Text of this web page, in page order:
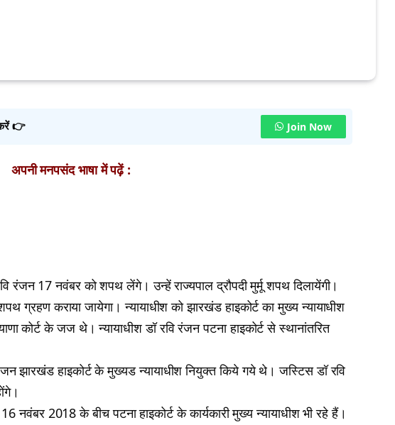
👉 Join Now
अपनी मनपसंद भाषा में पढ़ें :
रंजन 17 नवंबर को शपथ लेंगे। उन्हें राज्यपाल द्रौपदी मुर्मू शपथ दिलायेंगी।
कराया जायेगा। न्यायाधीश को झारखंड हाइकोर्ट का मुख्य न्यायाधीश
कोर्ट के जज थे। न्यायाधीश डॉ रवि रंजन पटना हाइकोर्ट से स्थानांतरित
झारखंड हाइकोर्ट के मुख्यड न्यायाधीश नियुक्त किये गये थे। जस्टिस डॉ रवि
2018 के बीच पटना हाइकोर्ट के कार्यकारी मुख्य न्यायाधीश भी रहे हैं।